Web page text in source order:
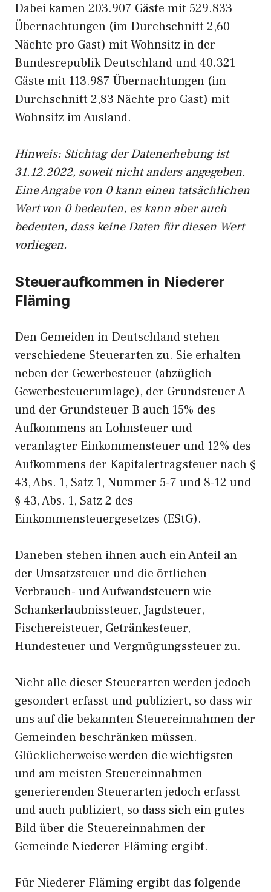
Dabei kamen 203.907 Gäste mit 529.833
Übernachtungen (im Durchschnitt 2,60
Nächte pro Gast) mit Wohnsitz in der
Bundesrepublik Deutschland und 40.321
Gäste mit 113.987 Übernachtungen (im
Durchschnitt 2,83 Nächte pro Gast) mit
Wohnsitz im Ausland.
Hinweis: Stichtag der Datenerhebung ist
31.12.2022, soweit nicht anders angegeben.
Eine Angabe von 0 kann einen tatsächlichen
Wert von 0 bedeuten, es kann aber auch
bedeuten, dass keine Daten für diesen Wert
vorliegen.
Steueraufkommen in Niederer
Fläming
Den Gemeiden in Deutschland stehen
verschiedene Steuerarten zu. Sie erhalten
neben der Gewerbesteuer (abzüglich
Gewerbesteuerumlage), der Grundsteuer A
und der Grundsteuer B auch 15% des
Aufkommens an Lohnsteuer und
veranlagter Einkommensteuer und 12% des
Aufkommens der Kapitalertragsteuer nach §
43, Abs. 1, Satz 1, Nummer 5-7 und 8-12 und
§ 43, Abs. 1, Satz 2 des
Einkommensteuergesetzes (EStG).
Daneben stehen ihnen auch ein Anteil an
der Umsatzsteuer und die örtlichen
Verbrauch- und Aufwandsteuern wie
Schankerlaubnissteuer, Jagdsteuer,
Fischereisteuer, Getränkesteuer,
Hundesteuer und Vergnügungssteuer zu.
Nicht alle dieser Steuerarten werden jedoch
gesondert erfasst und publiziert, so dass wir
uns auf die bekannten Steuereinnahmen der
Gemeinden beschränken müssen.
Glücklicherweise werden die wichtigsten
und am meisten Steuereinnahmen
generierenden Steuerarten jedoch erfasst
und auch publiziert, so dass sich ein gutes
Bild über die Steuereinnahmen der
Gemeinde Niederer Fläming ergibt.
Für Niederer Fläming ergibt das folgende